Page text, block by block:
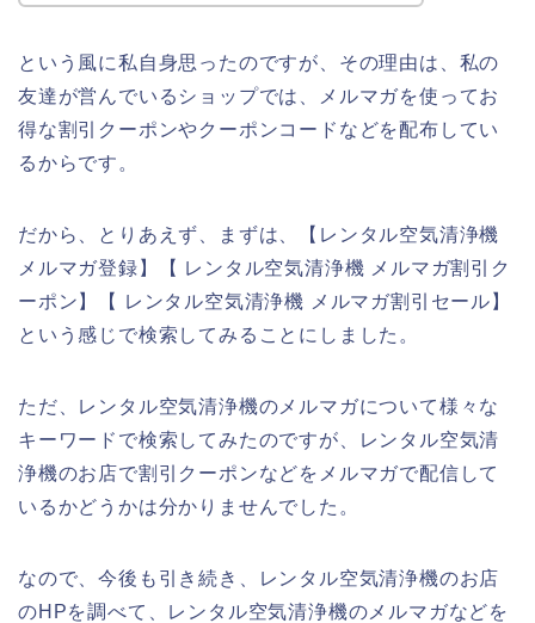
という風に私自身思ったのですが、その理由は、私の
友達が営んでいるショップでは、メルマガを使ってお
得な割引クーポンやクーポンコードなどを配布してい
るからです。
だから、とりあえず、まずは、【レンタル空気清浄機
メルマガ登録】【 レンタル空気清浄機 メルマガ割引ク
ーポン】【 レンタル空気清浄機 メルマガ割引セール】
という感じで検索してみることにしました。
ただ、レンタル空気清浄機のメルマガについて様々な
キーワードで検索してみたのですが、レンタル空気清
浄機のお店で割引クーポンなどをメルマガで配信して
いるかどうかは分かりませんでした。
なので、今後も引き続き、レンタル空気清浄機のお店
のHPを調べて、レンタル空気清浄機のメルマガなどを